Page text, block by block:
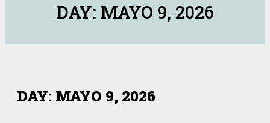
DAY: MAYO 9, 2026
DAY: MAYO 9, 2026